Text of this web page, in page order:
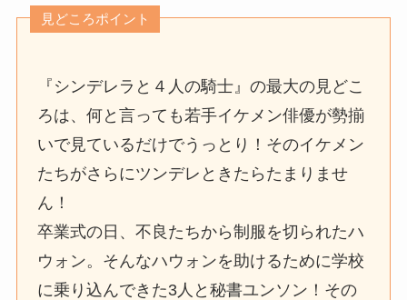
見どころポイント
『シンデレラと４人の騎士』の最大の見どこ
ろは、何と言っても若手イケメン俳優が勢揃
いで見ているだけでうっとり！そのイケメン
たちがさらにツンデレときたらたまりませ
ん！
卒業式の日、不良たちから制服を切られたハ
ウォン。そんなハウォンを助けるために学校
に乗り込んできた3人と秘書ユンソン！その